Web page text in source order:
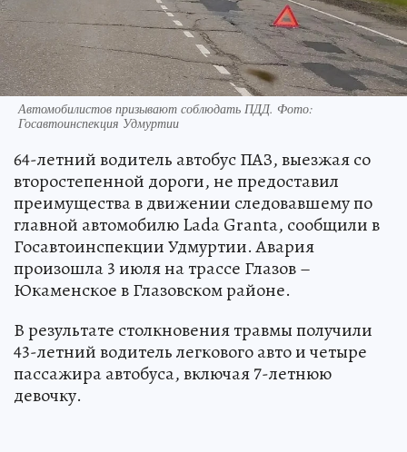
Автомобилистов призывают соблюдать ПДД. Фото:
Госавтоинспекция Удмуртии
64-летний водитель автобус ПАЗ, выезжая со
второстепенной дороги, не предоставил
преимущества в движении следовавшему по
главной автомобилю Lada Granta, сообщили в
Госавтоинспекции Удмуртии. Авария
произошла 3 июля на трассе Глазов –
Юкаменское в Глазовском районе.
В результате столкновения травмы получили
43-летний водитель легкового авто и четыре
пассажира автобуса, включая 7-летнюю
девочку.